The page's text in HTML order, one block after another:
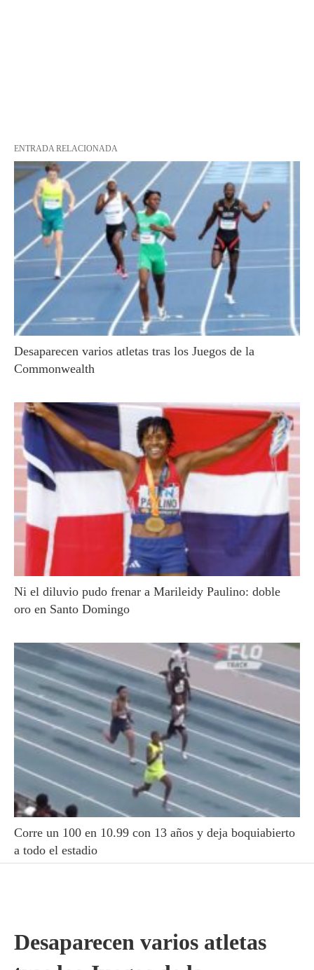
ENTRADA RELACIONADA
Desaparecen varios atletas tras los Juegos de la
Commonwealth
Ni el diluvio pudo frenar a Marileidy Paulino: doble
oro en Santo Domingo
Corre un 100 en 10.99 con 13 años y deja boquiabierto
a todo el estadio